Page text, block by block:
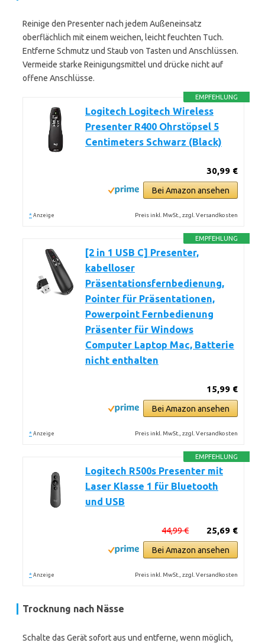
Reinige den Presenter nach jedem Außeneinsatz
oberflächlich mit einem weichen, leicht feuchten Tuch.
Entferne Schmutz und Staub von Tasten und Anschlüssen.
Vermeide starke Reinigungsmittel und drücke nicht auf
offene Anschlüsse.
EMPFEHLUNG
Logitech Logitech Wireless
Presenter R400 Ohrstöpsel 5
Centimeters Schwarz (Black)
30,99 €
Bei Amazon ansehen
* Anzeige Preis inkl. MwSt., zzgl. Versandkosten
EMPFEHLUNG
[2 in 1 USB C] Presenter,
kabelloser
Präsentationsfernbedienung,
Pointer für Präsentationen,
Powerpoint Fernbedienung
Präsenter für Windows
Computer Laptop Mac, Batterie
nicht enthalten
15,99 €
Bei Amazon ansehen
* Anzeige Preis inkl. MwSt., zzgl. Versandkosten
EMPFEHLUNG
Logitech R500s Presenter mit
Laser Klasse 1 für Bluetooth
und USB
25,69 €
44,99 €
Bei Amazon ansehen
* Anzeige Preis inkl. MwSt., zzgl. Versandkosten
Trocknung nach Nässe
Schalte das Gerät sofort aus und entferne, wenn möglich,